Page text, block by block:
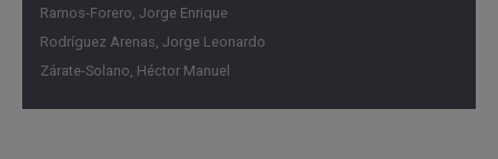
Ramos-Forero, Jorge Enrique
Rodríguez Arenas, Jorge Leonardo
Zárate-Solano, Héctor Manuel
diferentes factores socioeconómicos. Los resultados del
ejercicio empírico, que evalúa la efectividad del plan de
alternancia sobre las pruebas Saber 11, indican que los